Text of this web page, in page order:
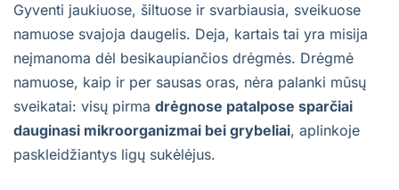
Gyventi jaukiuose, šiltuose ir svarbiausia, sveikuose
namuose svajoja daugelis. Deja, kartais tai yra misija
neįmanoma dėl besikaupiančios drėgmės. Drėgmė
namuose, kaip ir per sausas oras, nėra palanki mūsų
sveikatai: visų pirma drėgnose patalpose sparčiai
dauginasi mikroorganizmai bei grybeliai, aplinkoje
paskleidžiantys ligų sukėlėjus.